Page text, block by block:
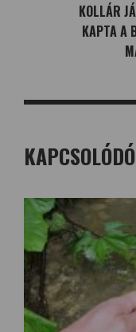
KOLLÁR
KAPTA A